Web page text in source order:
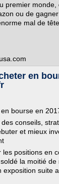
premier monde,
ou de
mal de tête
en
bourse en
conseils,
et mieux
positions en
la moitié de
suite